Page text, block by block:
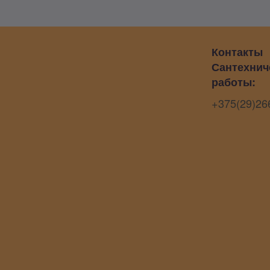
Контакты
работы: